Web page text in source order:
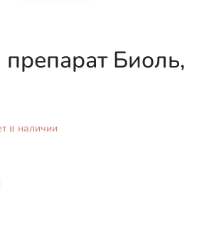
препарат Биоль,
в наличии